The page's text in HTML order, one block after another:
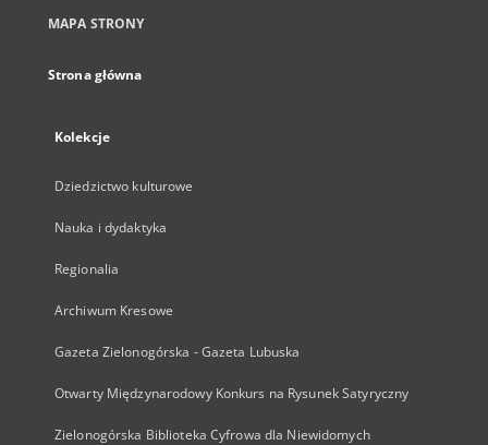
MAPA STRONY
Strona główna
Kolekcje
Dziedzictwo kulturowe
Nauka i dydaktyka
Regionalia
Archiwum Kresowe
Gazeta Zielonogórska - Gazeta Lubuska
Otwarty Międzynarodowy Konkurs na Rysunek Satyryczny
Zielonogórska Biblioteka Cyfrowa dla Niewidomych